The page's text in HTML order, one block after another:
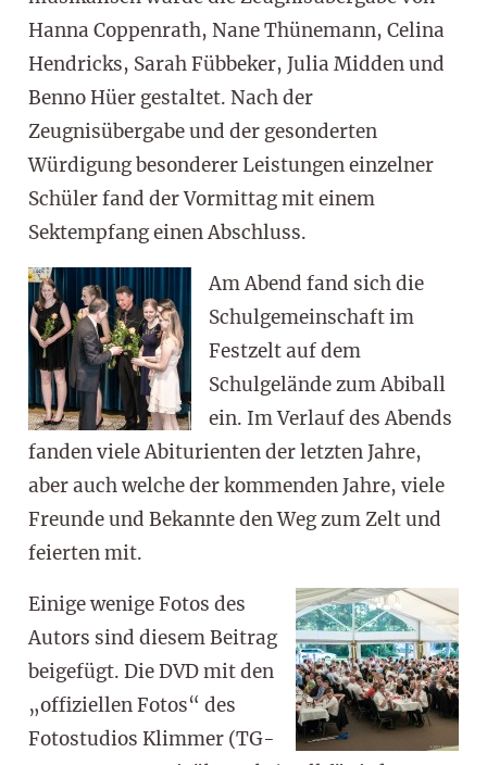
Hanna Coppenrath, Nane Thünemann, Celina
Hendricks, Sarah Fübbeker, Julia Midden und
Benno Hüer gestaltet. Nach der
Zeugnisübergabe und der gesonderten
Würdigung besonderer Leistungen einzelner
Schüler fand der Vormittag mit einem
Sektempfang einen Abschluss.
Am Abend fand sich die
Schulgemeinschaft im
Festzelt auf dem
Schulgelände zum Abiball
ein. Im Verlauf des Abends
fanden viele Abiturienten der letzten Jahre,
aber auch welche der kommenden Jahre, viele
Freunde und Bekannte den Weg zum Zelt und
feierten mit.
Einige wenige Fotos des
Autors sind diesem Beitrag
beigefügt. Die DVD mit den
„offiziellen Fotos“ des
Fotostudios Klimmer (TG-